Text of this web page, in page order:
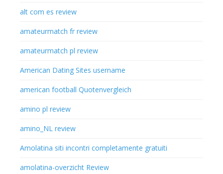
alt com es review
amateurmatch fr review
amateurmatch pl review
American Dating Sites username
american football Quotenvergleich
amino pl review
amino_NL review
Amolatina siti incontri completamente gratuiti
amolatina-overzicht Review